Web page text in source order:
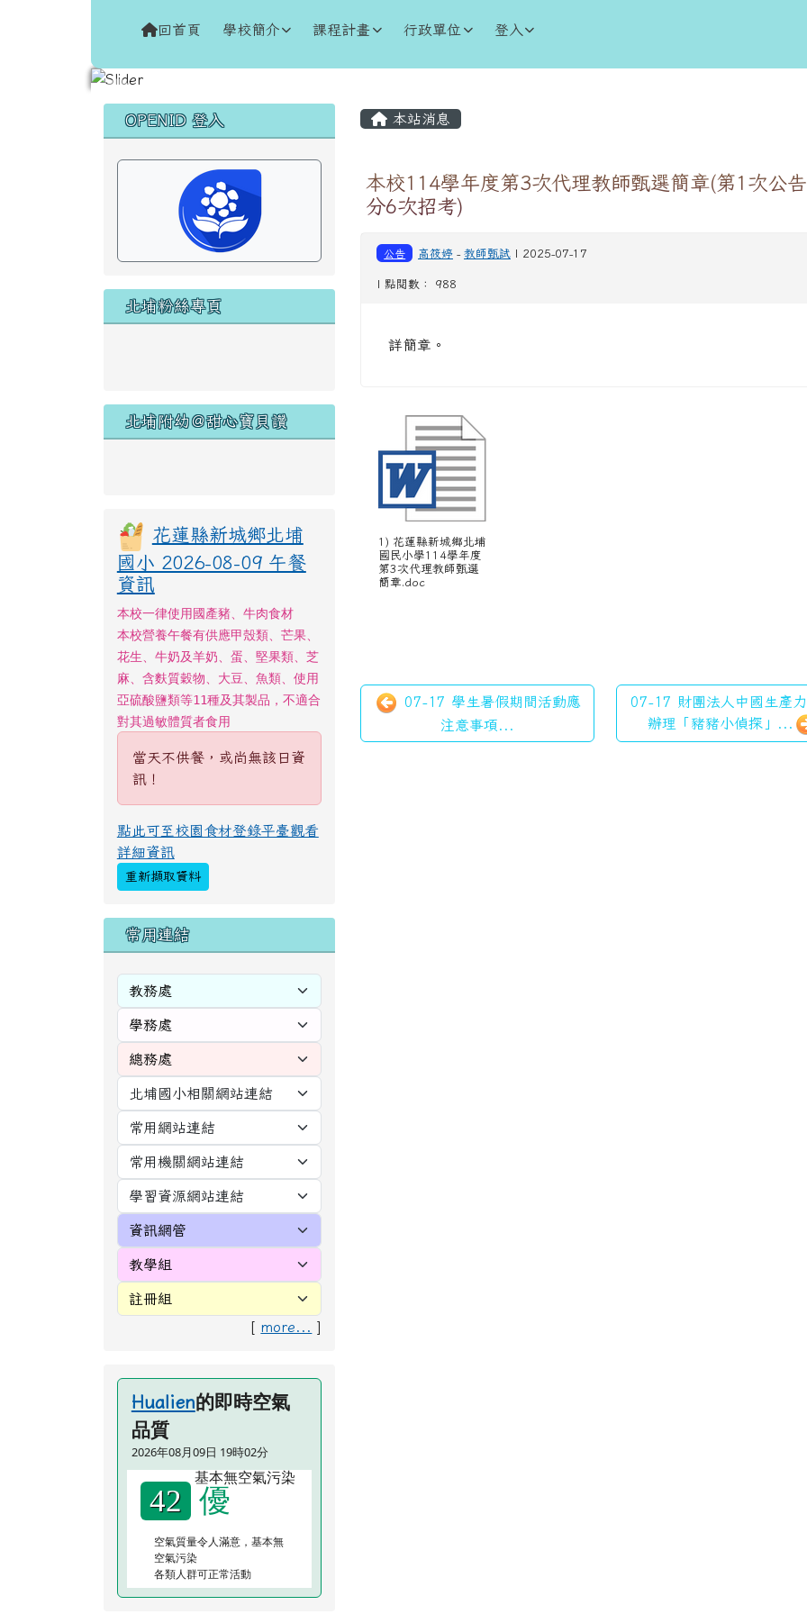
花蓮縣新城鄉北埔國民小學
回首頁 學校簡介 課程計畫 行政單位 登入
左邊區域內容
OPENID 登入
北埔粉絲專頁
北埔附幼＠甜心寶貝讚
花蓮縣新城鄉北埔
國小 2026-08-09 午餐
資訊
本校一律使用國產豬、牛肉食材
本校營養午餐有供應甲殼類、芒果、
花生、牛奶及羊奶、蛋、堅果類、芝
麻、含麩質穀物、大豆、魚類、使用
亞硫酸鹽類等11種及其製品，不適合
對其過敏體質者食用
當天不供餐，或尚無該日資
訊！
點此可至校園食材登錄平臺觀看
詳細資訊
重新擷取資料
右邊區域內容
常用連結
[ more... ]
Hualien的即時空氣
品質
2026年08月09日 19時02分
42 優
空氣質量令人滿意，基本無
空氣污染
各類人群可正常活動
主內容區域
本站消息
本校114學年度第3次代理教師甄選簡章(第1次公
分6次招考)
公告 高筱婷- 教師甄試| 2025-07-17
| 點閱數： 988
詳簡章。
1) 花蓮縣新城鄉北埔
國民小學114學年度
第3次代理教師甄選
簡章.doc
07-17 學生暑假期間活動應
注意事項...
07-17 財團法人中國生產
辦理「豬豬小偵探」...
頁尾區域